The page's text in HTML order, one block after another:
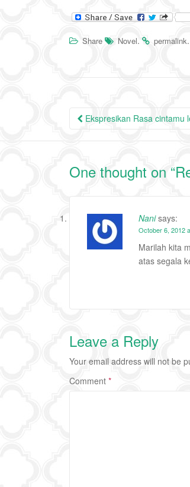
Share Novel. permalink.
Post
Ekspresikan Rasa cintamu
One thought on “
Nani says:
October 6, 2012
Marilah kita
atas segala
Leave a Reply
Your email address will not be
Comment *